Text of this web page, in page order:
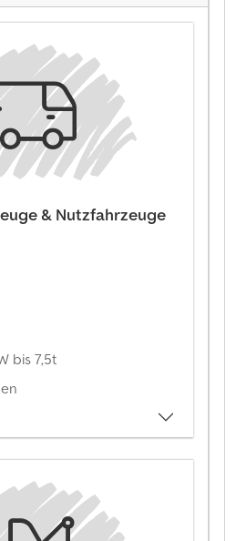
& Nutzfahrzeuge
bis 7,5t